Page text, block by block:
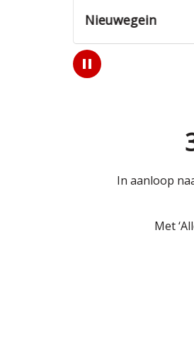
Nieuwegein
Play
/
In aanloop
Met